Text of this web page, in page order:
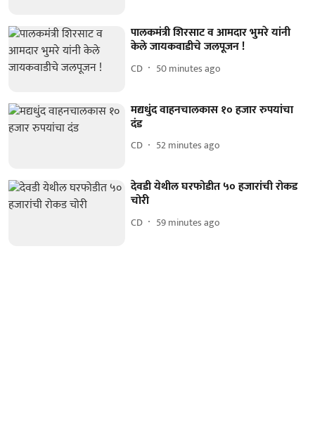
पालकमंत्री शिरसाट व आमदार भुमरे यांनी
केले जायकवाडीचे जलपूजन !
CD 50 minutes ago
मद्यधुंद वाहनचालकास १० हजार रुपयांचा
दंड
CD 52 minutes ago
देवडी येथील घरफोडीत ५० हजारांची रोकड
चोरी
CD 59 minutes ago